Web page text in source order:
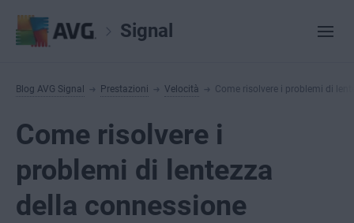
Signal
Blog AVG Signal Prestazioni Velocità Come risolvere i problemi di
Come risolvere i
problemi di lentezza
della connessione